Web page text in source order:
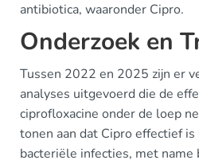
antibiotica, waaronder Cipro.
Onderzoek en
Tussen 2022 en 2025 zijn er
analyses uitgevoerd die de
ciprofloxacine onder de loep
tonen aan dat Cipro effectief is
bacteriële infecties, met